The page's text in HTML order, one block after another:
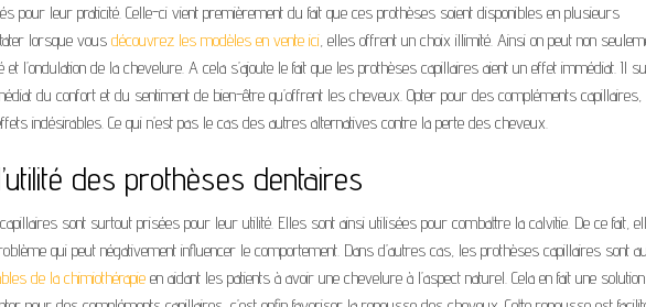
pour leur praticité. Celle-ci vient premièrement du fait que ces prothèses soient disponibles en plusieurs
lorsque vous découvrez les modèles en vente ici , elles offrent un choix illimité. Ainsi on peut non
l’ondulation de la chevelure. A cela s’ajoute le fait que les prothèses capillaires aient un effet immédiat. Il
du confort et du sentiment de bien-être qu’offrent les cheveux. Opter pour des compléments capillaires,
indésirables. Ce qui n’est pas le cas des autres alternatives contre la perte des cheveux.
des prothèses dentaires
sont surtout prisées pour leur utilité. Elles sont ainsi utilisées pour combattre la calvitie. De ce fait,
qui peut négativement influencer le comportement. Dans d’autres cas, les prothèses capillaires sont
de la chimiothérapie en aidant les patients à avoir une chevelure à l’aspect naturel. Cela en fait une solution